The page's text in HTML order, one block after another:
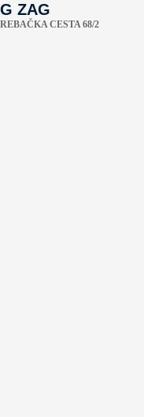
ZAG
CESTA 68/2